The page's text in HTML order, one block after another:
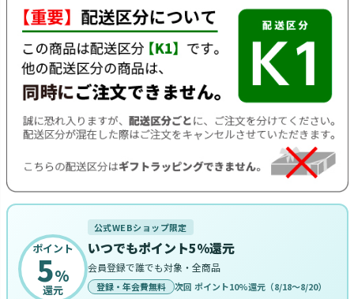
ポイント
5%
還元
公式WEBショップ限定
いつでもポイント5%還元
会員登録で誰でも対象・全商品
登録・年会費無料 次回 ポイント10%還元（8/18〜8/20）